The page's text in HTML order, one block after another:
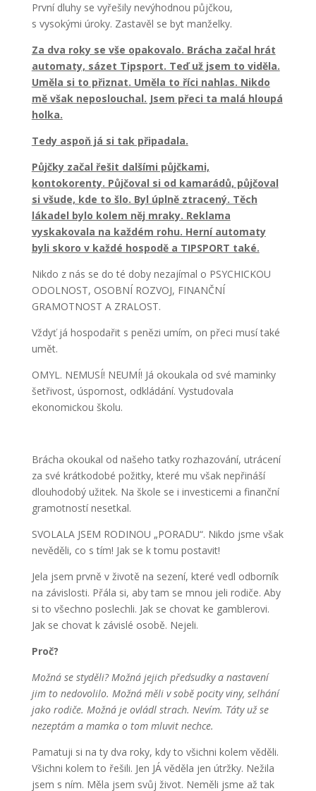
První dluhy se vyřešily nevýhodnou půjčkou,
s vysokými úroky. Zastavěl se byt manželky.
Za dva roky se vše opakovalo. Brácha začal hrát
automaty, sázet Tipsport. Teď už jsem to viděla.
Uměla si to přiznat. Uměla to říci nahlas. Nikdo
mě však neposlouchal. Jsem přeci ta malá hloupá
holka.
Tedy aspoň já si tak připadala.
Půjčky začal řešit dalšími půjčkami,
kontokorenty. Půjčoval si od kamarádů, půjčoval
si všude, kde to šlo. Byl úplně ztracený. Těch
lákadel bylo kolem něj mraky. Reklama
vyskakovala na každém rohu. Herní automaty
byli skoro v každé hospodě a TIPSPORT také.
Nikdo z nás se do té doby nezajímal o PSYCHICKOU
ODOLNOST, OSOBNÍ ROZVOJ, FINANČNÍ
GRAMOTNOST A ZRALOST.
Vždyť já hospodařit s penězi umím, on přeci musí také
umět.
OMYL. NEMUSÍ! NEUMÍ! Já okoukala od své maminky
šetřivost, úspornost, odkládání. Vystudovala
ekonomickou školu.
Brácha okoukal od našeho taťky rozhazování, utrácení
za své krátkodobé požitky, které mu však nepřináší
dlouhodobý užitek. Na škole se i investicemi a finanční
gramotností nesetkal.
SVOLALA JSEM RODINOU „PORADU“. Nikdo jsme však
nevěděli, co s tím! Jak se k tomu postavit!
Jela jsem prvně v životě na sezení, které vedl odborník
na závislosti. Přála si, aby tam se mnou jeli rodiče. Aby
si to všechno poslechli. Jak se chovat ke gamblerovi.
Jak se chovat k závislé osobě. Nejeli.
Proč?
Možná se styděli? Možná jejich předsudky a nastavení
jim to nedovolilo. Možná měli v sobě pocity viny, selhání
jako rodiče. Možná je ovládl strach. Nevím. Táty už se
nezeptám a mamka o tom mluvit nechce.
Pamatuji si na ty dva roky, kdy to všichni kolem věděli.
Všichni kolem to řešili. Jen JÁ věděla jen útržky. Nežila
jsem s ním. Měla jsem svůj život. Neměli jsme až tak